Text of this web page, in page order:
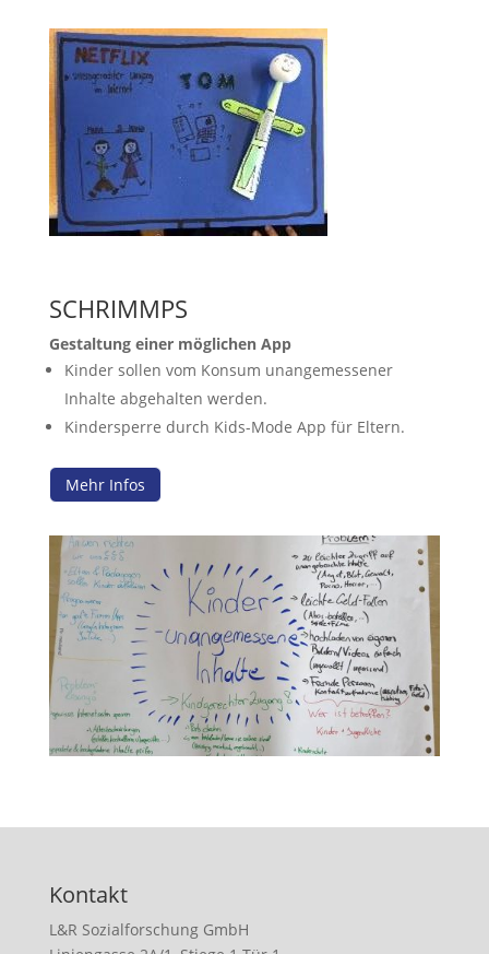
SCHRIMMPS
Gestaltung einer möglichen App
Kinder sollen vom Konsum unangemessener
Inhalte abgehalten werden.
Kindersperre durch Kids-Mode App für Eltern.
Mehr Infos
Kontakt
L&R Sozialforschung GmbH